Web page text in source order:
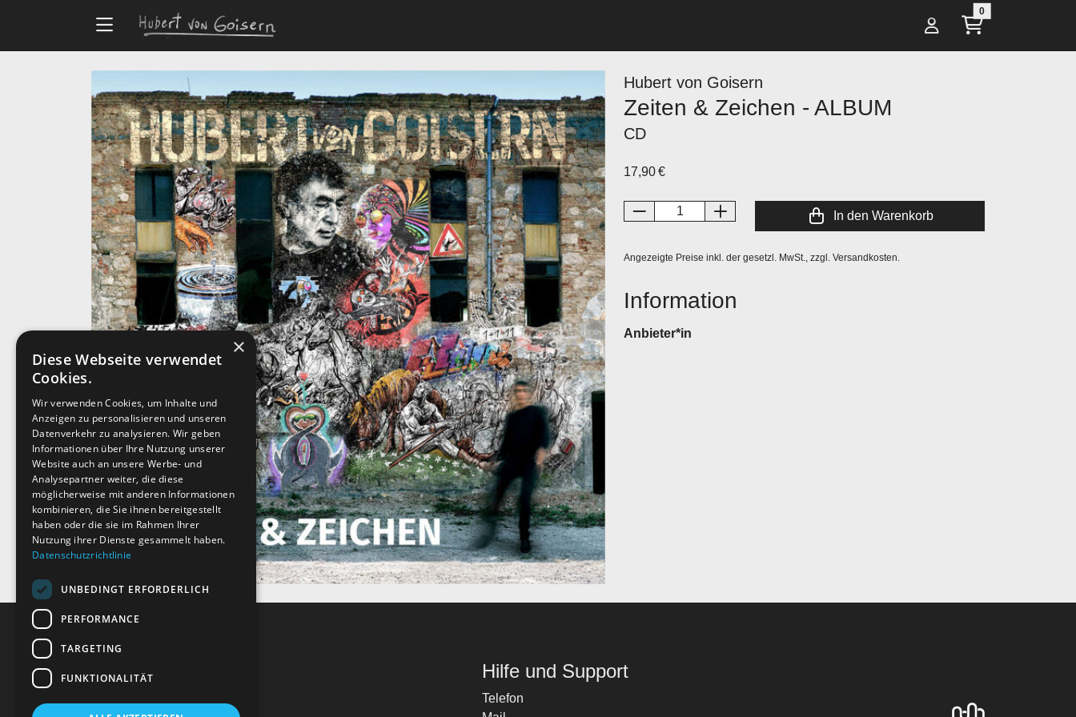
Zum Hauptinhalt springen 0
Hubert von Goisern
Zeiten & Zeichen - ALBUM
CD
17,90 €
In den Warenkorb
Angezeigte Preise inkl. der gesetzl. MwSt., zzgl. Versandkosten.
Information
Anbieter*in
Recht und Ordnung Hilfe und Support
Telefon
×
Diese Webseite verwendet
Cookies.
Wir verwenden Cookies, um Inhalte und
Anzeigen zu personalisieren und unseren
Datenverkehr zu analysieren. Wir geben
Informationen über Ihre Nutzung unserer
Website auch an unsere Werbe- und
Analysepartner weiter, die diese
möglicherweise mit anderen Informationen
kombinieren, die Sie ihnen bereitgestellt
haben oder die sie im Rahmen Ihrer
Nutzung ihrer Dienste gesammelt haben.
Datenschutzrichtlinie
UNBEDINGT ERFORDERLICH
PERFORMANCE
TARGETING
FUNKTIONALITÄT